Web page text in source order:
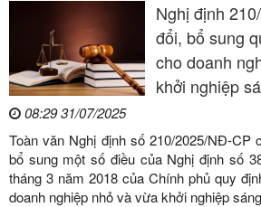
Nghị định
đổi, bổ sung
cho doanh
khởi nghiệp
08:29 31/07/2025
Toàn văn Nghị định số 210/2025/NĐ-CP
bổ sung một số điều của Nghị định số
tháng 3 năm 2018 của Chính phủ quy
doanh nghiệp nhỏ và vừa khởi nghiệp